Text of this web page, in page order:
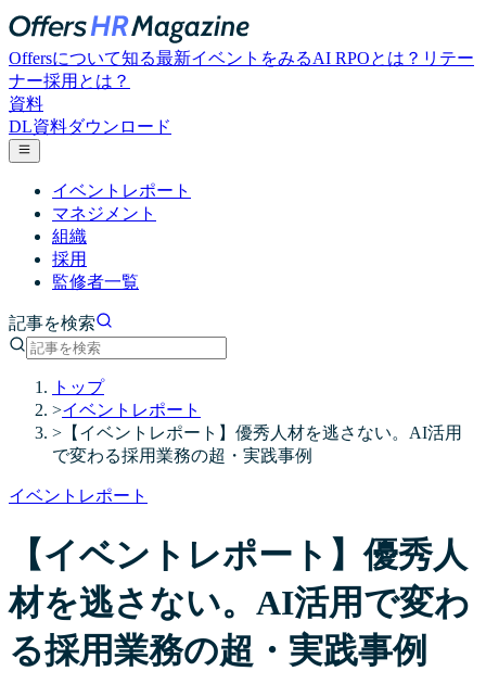
Offersについて知る最新イベントをみるAI RPOとは？ リテー
ナー採用とは？
資料
DL資料ダウンロード
イベントレポート
マネジメント
組織
採用
監修者一覧
記事を検索
トップ
>イベントレポート
> 【イベントレポート】優秀人材を逃さない。AI活用
で変わる採用業務の超・実践事例
イベントレポート
【イベントレポート】優秀人
材を逃さない。AI活用で変わ
る採用業務の超・実践事例